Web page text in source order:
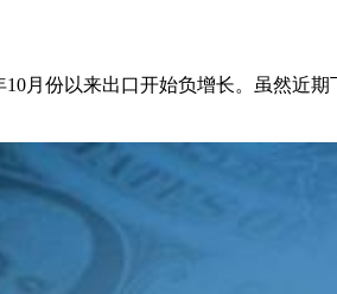
份以来出口开始负增长。虽然近期